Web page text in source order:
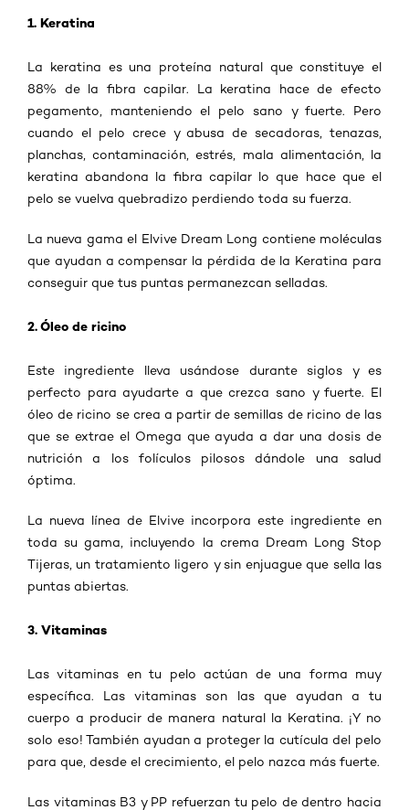
1. Keratina
La keratina es una proteína natural que constituye el
88% de la fibra capilar. La keratina hace de efecto
pegamento, manteniendo el pelo sano y fuerte. Pero
cuando el pelo crece y abusa de secadoras, tenazas,
planchas, contaminación, estrés, mala alimentación, la
keratina abandona la fibra capilar lo que hace que el
pelo se vuelva quebradizo perdiendo toda su fuerza.
La nueva gama el Elvive Dream Long contiene moléculas
que ayudan a compensar la pérdida de la Keratina para
conseguir que tus puntas permanezcan selladas.
2. Óleo de ricino
Este ingrediente lleva usándose durante siglos y es
perfecto para ayudarte a que crezca sano y fuerte. El
óleo de ricino se crea a partir de semillas de ricino de las
que se extrae el Omega que ayuda a dar una dosis de
nutrición a los folículos pilosos dándole una salud
óptima.
La nueva línea de Elvive incorpora este ingrediente en
toda su gama, incluyendo la crema Dream Long Stop
Tijeras, un tratamiento ligero y sin enjuague que sella las
puntas abiertas.
3. Vitaminas
Las vitaminas en tu pelo actúan de una forma muy
específica. Las vitaminas son las que ayudan a tu
cuerpo a producir de manera natural la Keratina. ¡Y no
solo eso! También ayudan a proteger la cutícula del pelo
para que, desde el crecimiento, el pelo nazca más fuerte.
Las vitaminas B3 y PP refuerzan tu pelo de dentro hacia